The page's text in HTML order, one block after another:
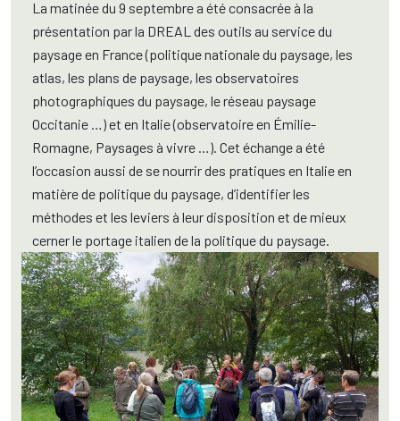
La matinée du 9 septembre a été consacrée à la
présentation par la DREAL des outils au service du
paysage en France (politique nationale du paysage, les
atlas, les plans de paysage, les observatoires
photographiques du paysage, le réseau paysage
Occitanie …) et en Italie (observatoire en Émilie-
Romagne, Paysages à vivre …). Cet échange a été
l’occasion aussi de se nourrir des pratiques en Italie en
matière de politique du paysage, d’identifier les
méthodes et les leviers à leur disposition et de mieux
cerner le portage italien de la politique du paysage.